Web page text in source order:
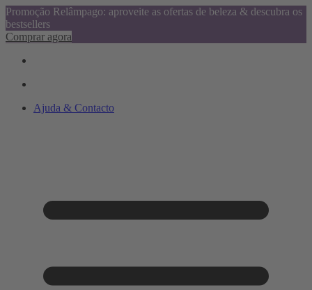
Promoção Relâmpago: aproveite as ofertas de beleza & descubra os
bestsellers
Comprar agora
Ajuda & Contacto